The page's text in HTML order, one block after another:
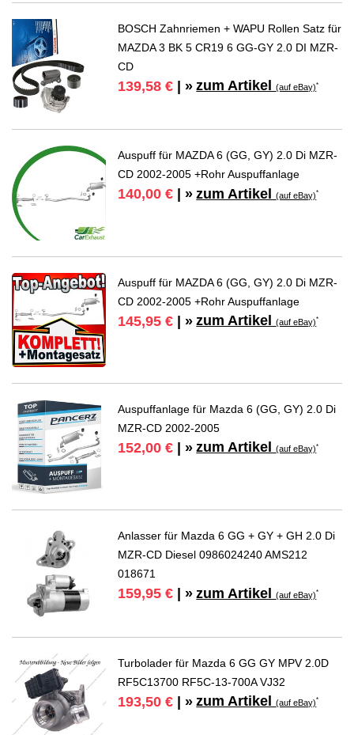
BOSCH Zahnriemen + WAPU Rollen Satz für
MAZDA 3 BK 5 CR19 6 GG-GY 2.0 DI MZR-
CD
139,58 € | » zum Artikel(auf eBay)*
Auspuff für MAZDA 6 (GG, GY) 2.0 Di MZR-
CD 2002-2005 +Rohr Auspuffanlage
140,00 € | » zum Artikel(auf eBay)*
Auspuff für MAZDA 6 (GG, GY) 2.0 Di MZR-
CD 2002-2005 +Rohr Auspuffanlage
145,95 € | » zum Artikel(auf eBay)*
Auspuffanlage für Mazda 6 (GG, GY) 2.0 Di
MZR-CD 2002-2005
152,00 € | » zum Artikel(auf eBay)*
Anlasser für Mazda 6 GG + GY + GH 2.0 Di
MZR-CD Diesel 0986024240 AMS212
018671
159,95 € | » zum Artikel(auf eBay)*
Turbolader für Mazda 6 GG GY MPV 2.0D
RF5C13700 RF5C-13-700A VJ32
193,50 € | » zum Artikel(auf eBay)*